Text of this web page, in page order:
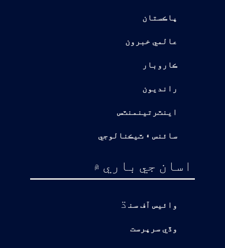
پاڪستان
عالمي خبرون
ڪاروبار
رانديون
اينٽرتينمنٽس
سائنس ۽ ٽيڪنالوجي
اسان جي باري ۾
وائيس آف سن ڌ
وڏي سرپرست